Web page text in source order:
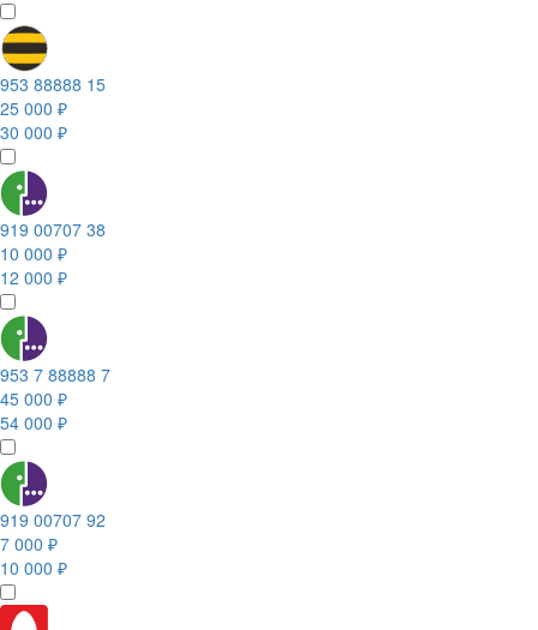
953 88888 15
25 000 ₽
30 000 ₽
919 00707 38
10 000 ₽
12 000 ₽
953 7 88888 7
45 000 ₽
54 000 ₽
919 00707 92
7 000 ₽
10 000 ₽